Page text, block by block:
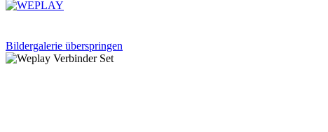
Bildergalerie überspringen